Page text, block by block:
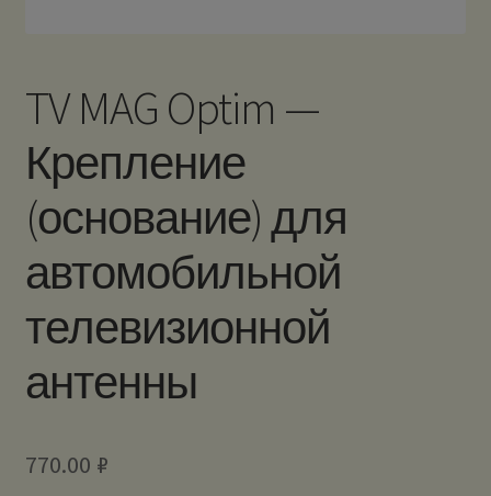
TV MAG Optim —
Крепление
(основание) для
автомобильной
телевизионной
антенны
770.00 ₽